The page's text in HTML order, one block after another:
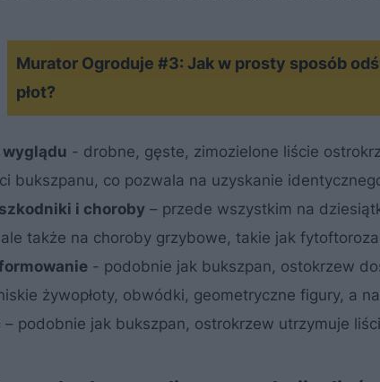
Murator Ogroduje #3: Jak w prosty sposób
płot?
- drobne, gęste, zimozielone liście
bukszpanu, co pozwala na uzyskanie
i choroby – przede wszystkim na
także na choroby grzybowe, takie jak
- podobnie jak bukszpan, ostokrzew
żywopłoty, obwódki, geometryczne figury, a
– podobnie jak bukszpan, ostrokrzew utrzymuje